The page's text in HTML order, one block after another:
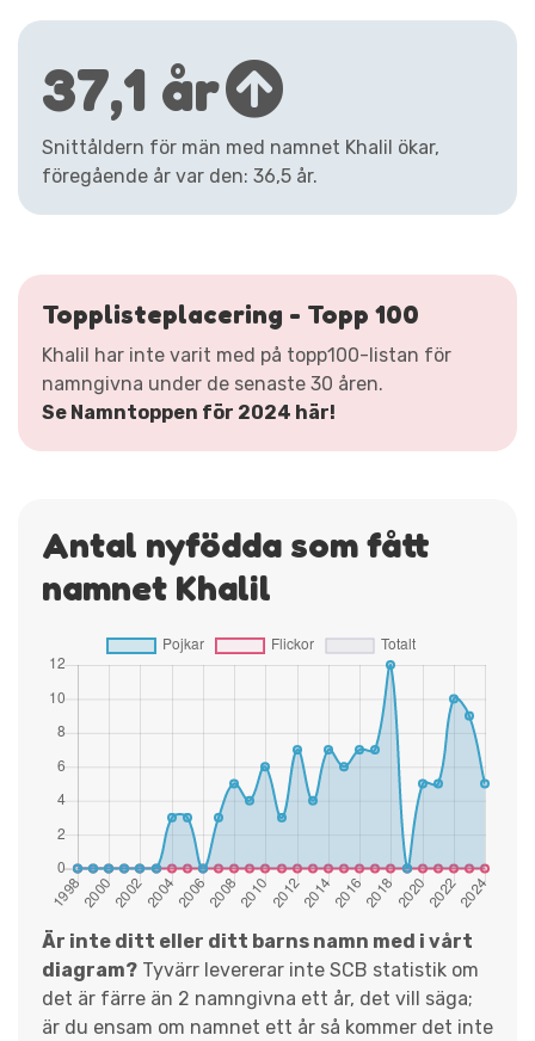
37,1 år
Snittåldern för män med namnet Khalil ökar,
föregående år var den: 36,5 år.
Topplisteplacering - Topp 100
Khalil har inte varit med på topp100-listan för
namngivna under de senaste 30 åren.
Se Namntoppen för 2024 här!
Antal nyfödda som fått
namnet Khalil
Är inte ditt eller ditt barns namn med i vårt
diagram? Tyvärr levererar inte SCB statistik om
det är färre än 2 namngivna ett år, det vill säga;
är du ensam om namnet ett år så kommer det inte